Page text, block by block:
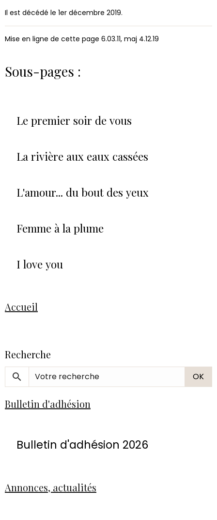
Il est décédé le 1er décembre 2019.
Mise en ligne de cette page 6.03.11, maj 4.12.19
Sous-pages :
Le premier soir de vous
La rivière aux eaux cassées
L'amour... du bout des yeux
Femme à la plume
I love you
Accueil
Recherche
OK
Bulletin d'adhésion
Bulletin d'adhésion 2026
Annonces, actualités